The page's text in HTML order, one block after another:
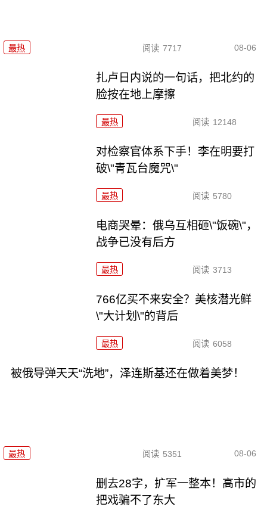
最热 阅读 7717 08-06
扎卢日内说的一句话，把北约的
脸按在地上摩擦
最热 阅读 12148
对检察官体系下手！李在明要打
破\"青瓦台魔咒\"
最热 阅读 5780
电商哭晕：俄乌互相砸\"饭碗\"，
战争已没有后方
最热 阅读 3713
766亿买不来安全？美核潜光鲜
\"大计划\"的背后
最热 阅读 6058
被俄导弹天天“洗地”，泽连斯基还在做着美梦！
最热 阅读 5351 08-06
删去28字，扩军一整本！高市的
把戏骗不了东大